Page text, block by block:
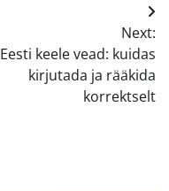
Next:
Eesti keele vead: kuidas
kirjutada ja rääkida
korrektselt